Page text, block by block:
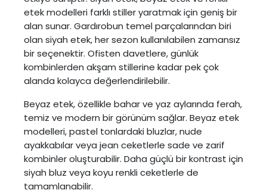
etek modelleri farklı stiller yaratmak için geniş bir
alan sunar. Gardırobun temel parçalarından biri
olan siyah etek, her sezon kullanılabilen zamansız
bir seçenektir. Ofisten davetlere, günlük
kombinlerden akşam stillerine kadar pek çok
alanda kolayca değerlendirilebilir.
Beyaz etek, özellikle bahar ve yaz aylarında ferah,
temiz ve modern bir görünüm sağlar. Beyaz etek
modelleri, pastel tonlardaki bluzlar, nude
ayakkabılar veya jean ceketlerle sade ve zarif
kombinler oluşturabilir. Daha güçlü bir kontrast için
siyah bluz veya koyu renkli ceketlerle de
tamamlanabilir.